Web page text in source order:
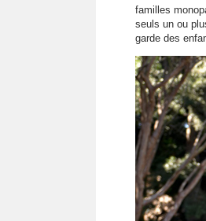
familles
seuls un ou
garde des